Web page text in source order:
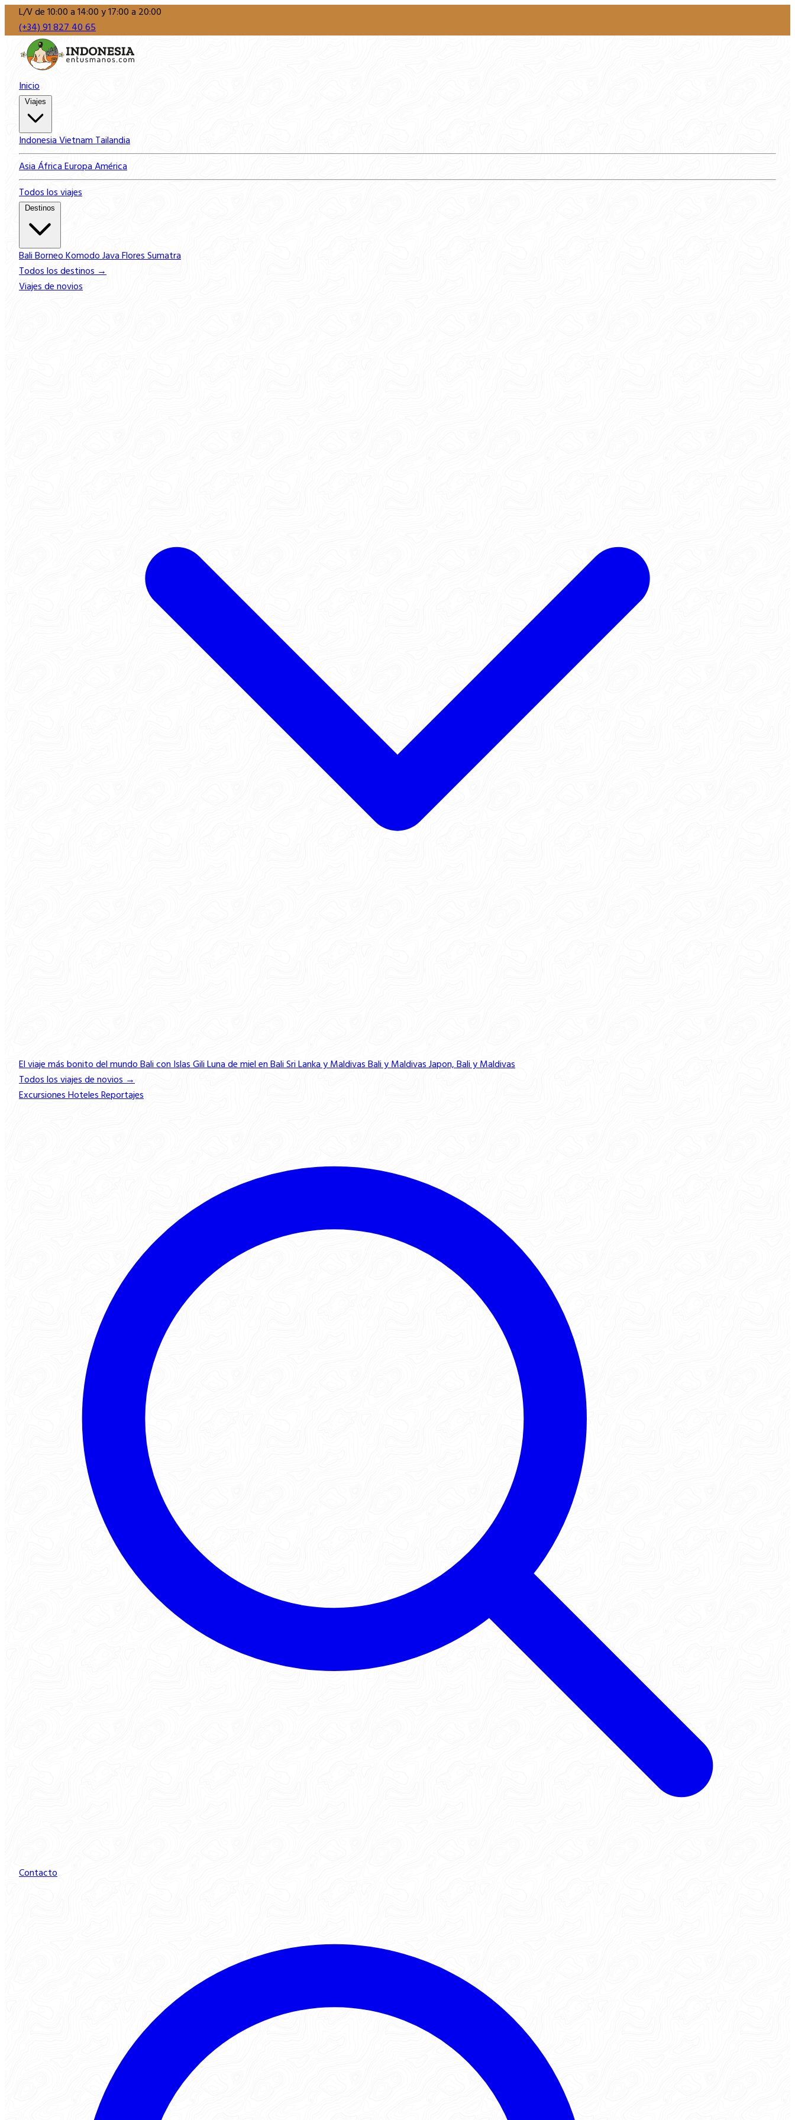
L/V de 10:00 a 14:00 y 17:00 a 20:00
(+34) 91 827 40 65
Inicio
IndonesiaVietnamTailandia
AsiaÁfricaEuropaAmérica
Todos los viajes
BaliBorneoKomodoJavaFloresSumatra
Todos los destinos →
Viajes de novios
El viaje más bonito del mundoBali con Islas GiliLuna de miel en BaliSri Lanka y MaldivasBali y MaldivasJapon, Bali y Maldivas
Todos los viajes de novios →
ExcursionesHotelesReportajes
Contacto